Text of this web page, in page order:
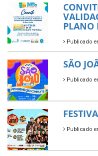
PLANO
Publicado
SÃO
Publicado
Publicado